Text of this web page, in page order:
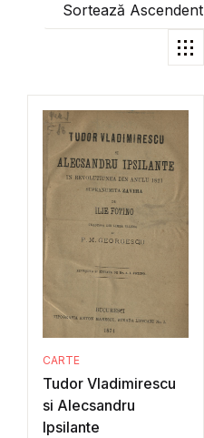
Sortează Ascendent
CARTE
Tudor Vladimirescu
si Alecsandru
Ipsilante